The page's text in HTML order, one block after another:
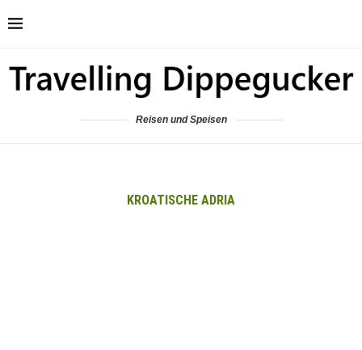
Reisen und Speisen
KROATISCHE ADRIA